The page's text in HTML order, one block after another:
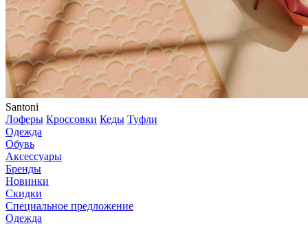
Santoni
Лоферы Кроссовки Кеды Туфли
Одежда
Обувь
Аксессуары
Бренды
Новинки
Скидки
Специальное предложение
Одежда